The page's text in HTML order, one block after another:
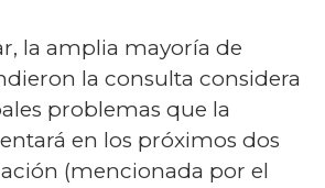
la amplia mayoría de
la consulta considera
problemas que la
en los próximos dos
(mencionada por el